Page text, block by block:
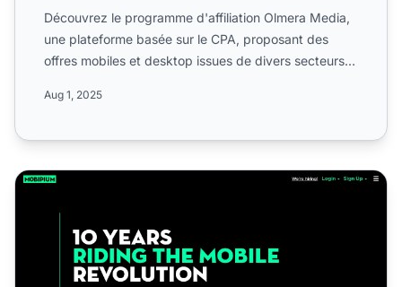
Découvrez le programme d'affiliation Olmera Media,
une plateforme basée sur le CPA, proposant des
offres mobiles et desktop issues de divers secteurs
Aug 1, 2025
Programme d’affiliation MOBIPIUM